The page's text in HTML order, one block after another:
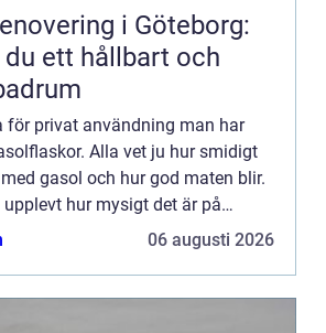
i Göteborg:
du ett hållbart och
för privat användning man har
Alla vet ju hur smidigt
gasol och hur god maten blir.
hur mysigt det är på
06 augusti 2026